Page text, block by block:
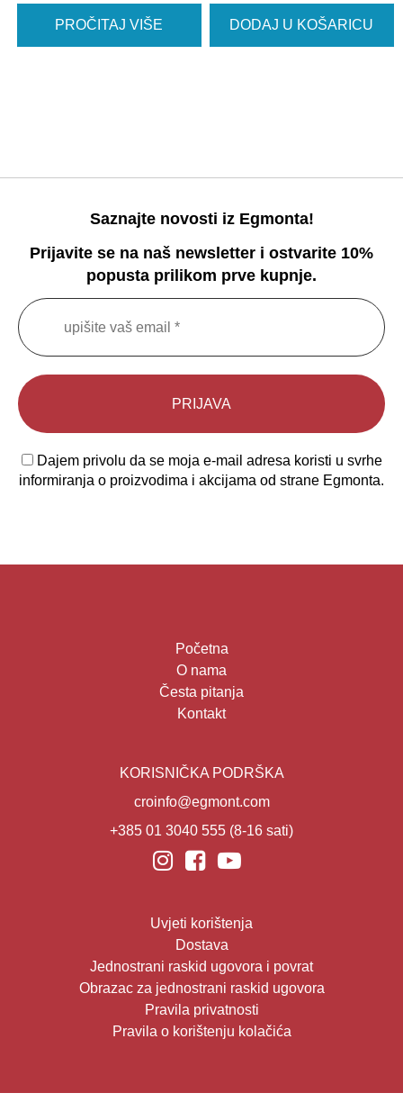
PROČITAJ VIŠE DODAJ U KOŠARICU
Saznajte novosti iz Egmonta!
Prijavite se na naš newsletter i ostvarite 10%
popusta prilikom prve kupnje.
Dajem privolu da se moja e-mail adresa koristi u svrhe
informiranja o proizvodima i akcijama od strane Egmonta.
Početna
O nama
Česta pitanja
Kontakt
KORISNIČKA PODRŠKA
croinfo@egmont.com
+385 01 3040 555 (8-16 sati)
Uvjeti korištenja
Dostava
Jednostrani raskid ugovora i povrat
Obrazac za jednostrani raskid ugovora
Pravila privatnosti
Pravila o korištenju kolačića